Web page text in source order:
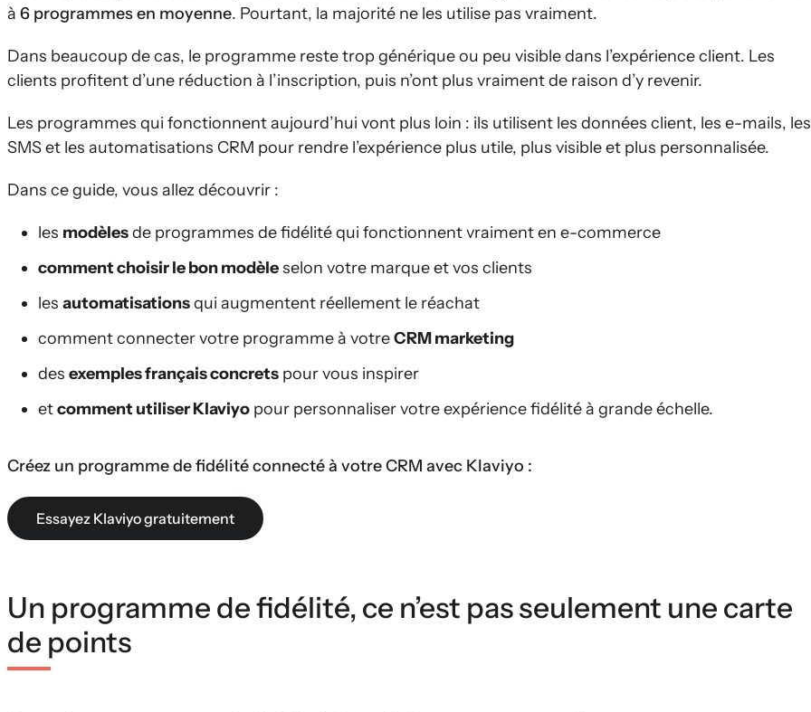
à 6 programmes en moyenne. Pourtant, la majorité ne les utilise pas vraiment.
Dans beaucoup de cas, le programme reste trop générique ou peu visible dans l’expérience client. Les
clients profitent d’une réduction à l’inscription, puis n’ont plus vraiment de raison d’y revenir.
Les programmes qui fonctionnent aujourd’hui vont plus loin : ils utilisent les données client, les e-mails, les
SMS et les automatisations CRM pour rendre l’expérience plus utile, plus visible et plus personnalisée.
Dans ce guide, vous allez découvrir :
les modèlesde programmes de fidélité qui fonctionnent vraiment en e-commerce
comment choisir le bon modèleselon votre marque et vos clients
les automatisationsqui augmentent réellement le réachat
comment connecter votre programme à votreCRM marketing
des exemples français concrets pour vous inspirer
etcomment utiliser Klaviyo pour personnaliser votre expérience fidélité à grande échelle.
Créez un programme de fidélité connecté à votre CRM avec Klaviyo :
Essayez Klaviyo gratuitement
Un programme de fidélité, ce n’est pas seulement une carte
de points